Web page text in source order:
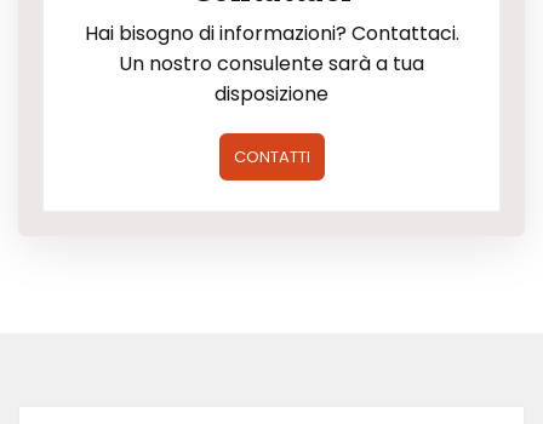
Hai bisogno di informazioni? Contattaci.
Un nostro consulente sarà a tua
disposizione
CONTATTI